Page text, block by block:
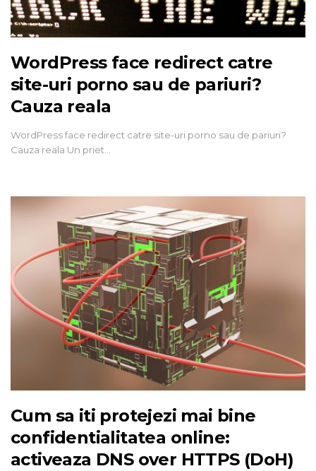
WordPress face redirect catre
site-uri porno sau de pariuri?
Cauza reala
WordPress face redirect catre site-uri porno sau de pariuri?
Cauza reala Un priet…
Cum sa iti protejezi mai bine
confidentialitatea online:
activeaza DNS over HTTPS (DoH)